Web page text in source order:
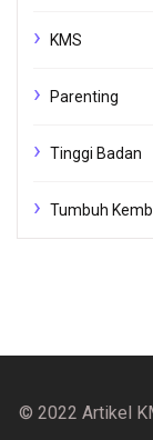
KMS
Parenting
Tinggi Badan
Tumbuh
© 2022 Artikel